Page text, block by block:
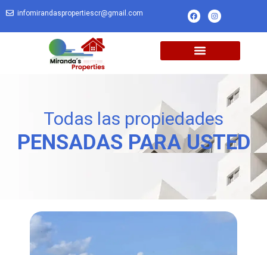
infomirandaspropertiescr@gmail.com
Todas las propiedades
PENSADAS PARA USTED